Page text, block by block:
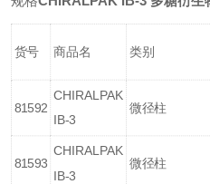
货号 商品名 类别
81592
CHIRALPAK
IB-3
微径柱
81593
CHIRALPAK
IB-3
微径柱